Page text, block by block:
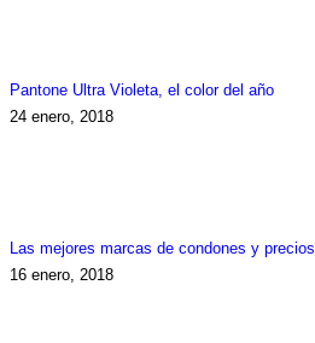
Pantone Ultra Violeta, el color del año
24 enero, 2018
Las mejores marcas de condones y precios
16 enero, 2018